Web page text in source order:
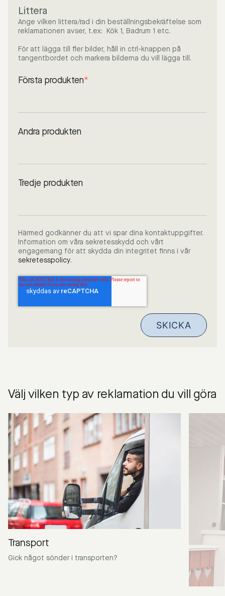
Littera
Ange vilken littera/rad i din beställningsbekräftelse som
reklamationen avser, t.ex: Kök 1, Badrum 1 etc.
För att lägga till fler bilder, håll in ctrl-knappen på
tangentbordet och markera bilderna du vill lägga till.
Första produkten*
Andra produkten
Tredje produkten
Härmed godkänner du att vi spar dina kontaktuppgifter.
Information om våra sekretesskydd och vårt
engagemang för att skydda din integritet finns i vår
sekretesspolicy.
Välj vilken typ av reklamation du vill göra
Transport
Gick något sönder i transporten?